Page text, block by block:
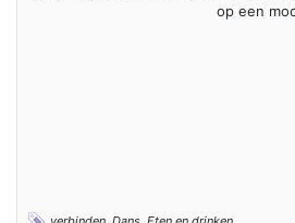
op een